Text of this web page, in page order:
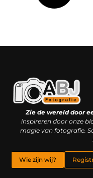
Zie de wereld door
inspireren door onze
magie van fotografie.
Wie zijn wij?